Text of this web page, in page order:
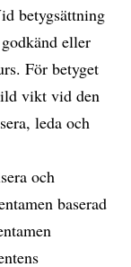
betygsättning
eller
För betyget
vikt vid den
leda och
och
baserad